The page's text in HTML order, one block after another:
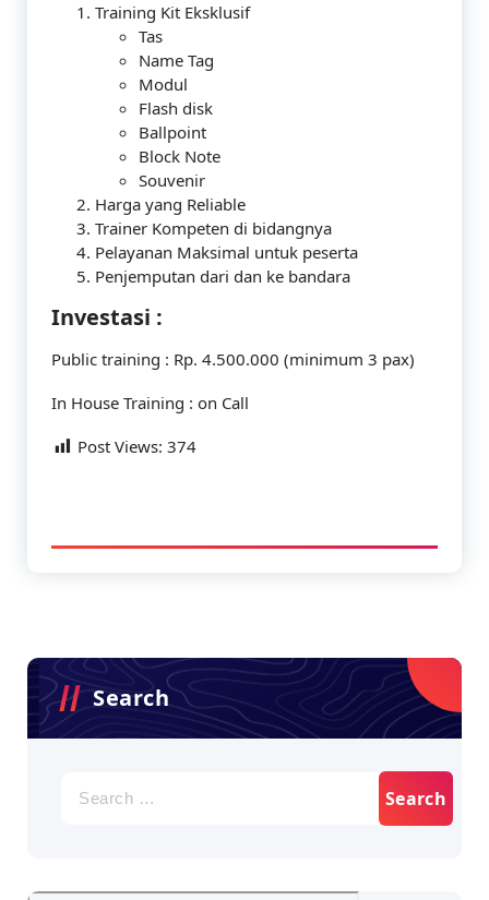
Training Kit Eksklusif
Tas
Name Tag
Modul
Flash disk
Ballpoint
Block Note
Souvenir
Harga yang Reliable
Trainer Kompeten di bidangnya
Pelayanan Maksimal untuk peserta
Penjemputan dari dan ke bandara
Investasi :
Public training : Rp. 4.500.000 (minimum 3 pax)
In House Training : on Call
Post Views: 374
Search
for: